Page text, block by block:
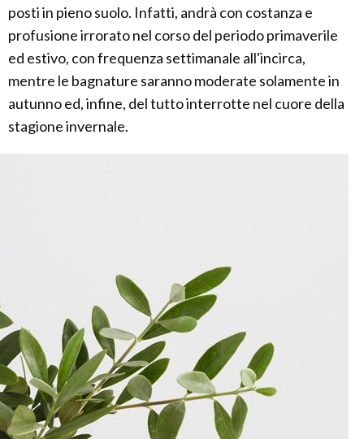
posti in pieno suolo. Infatti, andrà con costanza e
profusione irrorato nel corso del periodo primaverile
ed estivo, con frequenza settimanale all'incirca,
mentre le bagnature saranno moderate solamente in
autunno ed, infine, del tutto interrotte nel cuore della
stagione invernale.